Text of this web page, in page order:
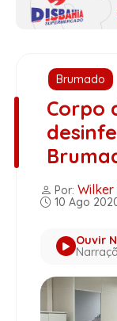
Brumado
Corpo
Por:
10 Ago
Ouvir